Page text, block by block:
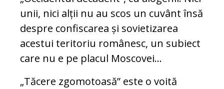
unii, nici alții nu au scos un cuvânt însă
despre confiscarea și sovietizarea
acestui teritoriu românesc, un subiect
care nu e pe placul Moscovei…
„Tăcere zgomotoasă” este o voită